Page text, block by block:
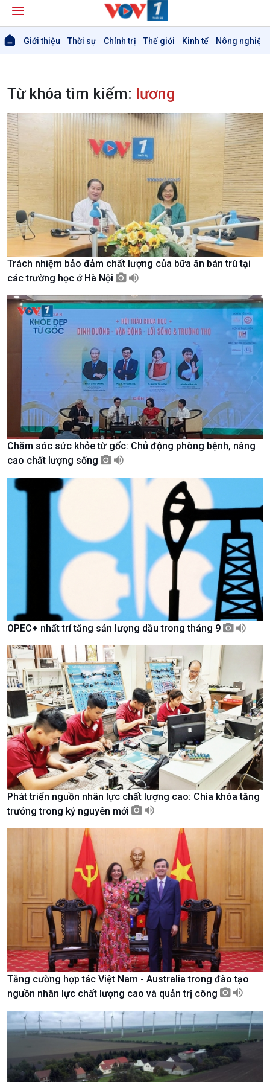
Giới thiệu Thời sự Chính trị Thế giới Kinh tế Nông nghiệp
Giới thiệu
Thời sự
Thời sự 6h
Thời sự 12h
Thời sự 18h
Thời sự 21h30
Bản tin
Chuyên mục
Theo dòng Thời sự
Tin Chính trị
Chính phủ với người dân
Quốc hội với cử tri
Xây dựng đảng
Đảng trong cuộc sống
Nhận diện sự thật
Pháp luật và đời sống
Tin thế giới
Vấn đề quốc tế
Hồ sơ sự kiện quốc tế
Thế giới & Việt Nam
Biên cương - Một dải vững
bền
Kinh tế
Tin Kinh tế
Trước giờ mở cửa
Sức sống hàng Việt
Khởi nghiệp
Tuyên chiến với gian lận
thương mại
Nông nghiệp & Biển đảo
Tin Nông nghiệp & Biển
đảo
Biển đảo Việt Nam
Tâm tình biên giới và hải
đảo
Tìm hiểu biển, đảo Việt
Nam
Từ khóa tìm kiếm: lương
Trách nhiệm bảo đảm chất lượng của bữa ăn bán trú tại
các trường học ở Hà Nội
Chăm sóc sức khỏe từ gốc: Chủ động phòng bệnh, nâng
cao chất lượng sống
OPEC+ nhất trí tăng sản lượng dầu trong tháng 9
Phát triển nguồn nhân lực chất lượng cao: Chìa khóa tăng
trưởng trong kỷ nguyên mới
Tăng cường hợp tác Việt Nam - Australia trong đào tạo
nguồn nhân lực chất lượng cao và quản trị công